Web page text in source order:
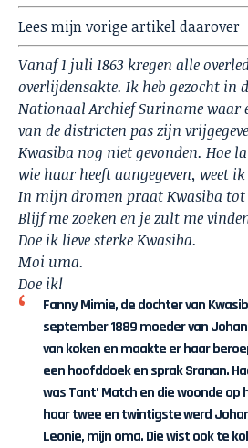
Lees mijn vorige artikel daarover
Vanaf 1 juli 1863 kregen alle
overlijdensakte. Ik heb gezocht in
Nationaal Archief Suriname waar
van de districten pas zijn
Kwasiba nog niet gevonden. Hoe
wie haar heeft aangegeven, weet
In mijn dromen praat Kwasiba
Blijf me zoeken en je zult me
Doe ik lieve sterke Kwasiba.
Moi uma.
Doe ik!
Fanny Mimie, de dochter van
september 1889 moeder van
van koken en maakte er haar
een hoofddoek en sprak Sranan.
was Tant’ Match en die woonde op
haar twee en twintigste werd
Leonie, mijn oma. Die wist ook te